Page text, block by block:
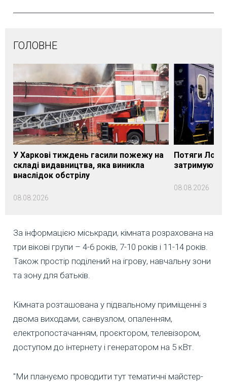
ГОЛОВНЕ
У Харкові тиждень гасили пожежу на
складі видавництва, яка виникла
внаслідок обстрілу
08.08.2026
Потяги
08.08.2026
За інформацією міськради, кімната розрахована на
три вікові групи – 4-6 років, 7-10 років і 11-14 років.
Також простір поділений на ігрову, навчальну зони
та зону для батьків.
Кімната розташована у підвальному приміщенні з
двома виходами, санвузлом, опаленням,
електропостачанням, проєктором, телевізором,
доступом до інтернету і генератором на 5 кВт.
"Ми плануємо проводити тут тематичні майстер-